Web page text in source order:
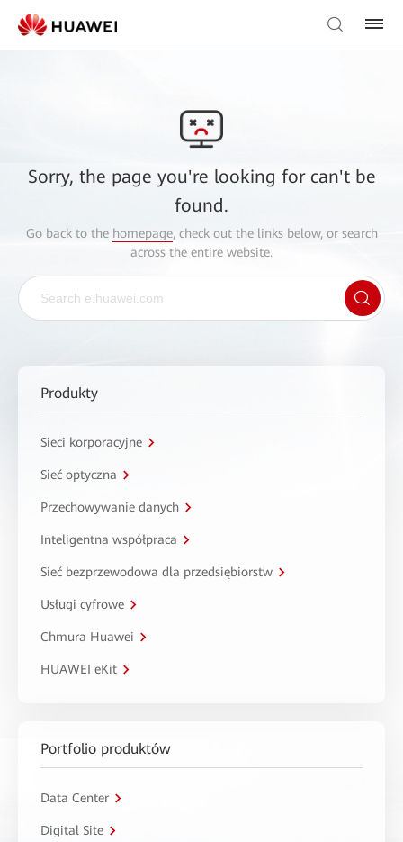
Sorry, the page you're looking for can't be
found.
Go back to the homepage, check out the links below, or search
across the entire website.
Produkty
Sieci korporacyjne
Sieć optyczna
Przechowywanie danych
Inteligentna współpraca
Sieć bezprzewodowa dla przedsiębiorstw
Usługi cyfrowe
Chmura Huawei
HUAWEI eKit
Portfolio produktów
Data Center
Digital Site